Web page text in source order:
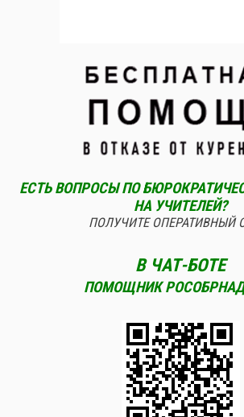
ЕСТЬ ВОПРОСЫ ПО
НА УЧИТЕЛЕЙ?
ПОЛУЧИТЕ ОПЕРАТИВНЫЙ
В ЧАТ-БОТЕ
ПОМОЩНИК